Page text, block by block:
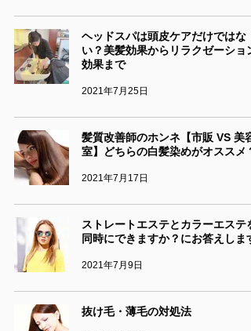
ヘッドスパは頭皮ケアだけではな
い？美髪効果からリラクゼーション
効果まで
2021年7月25日
髪質改善師のホンネ【市販 VS 美容
室】どちらの白髪染めがオススメ？
2021年7月17日
ストレートエステとカラーエステを
同時にできますか？にお答えします
2021年7月9日
抜け毛・薄毛の対処法